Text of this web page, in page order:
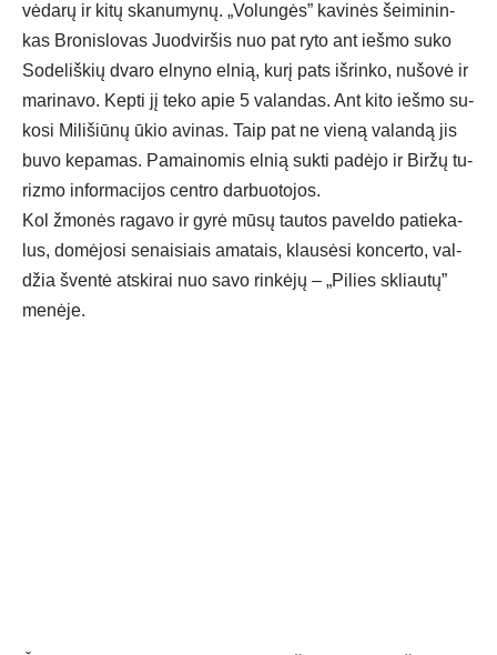
vė­da­rų ir ki­tų ska­nu­my­nų. „Vo­lun­gės” ka­vi­nės šei­mi­nin­
kas Bro­nis­lo­vas Juod­vir­šis nuo pat ry­to ant ieš­mo su­ko
So­de­liš­kių dva­ro el­ny­no el­nią, ku­rį pa­ts iš­rin­ko, nu­šo­vė ir
ma­ri­na­vo. Kep­ti jį te­ko apie 5 va­lan­das. Ant ki­to ieš­mo su­
ko­si Mi­li­šiū­nų ūkio avi­nas. Taip pat ne vie­ną va­lan­dą jis
bu­vo ke­pa­mas. Pa­mai­no­mis el­nią su­kti pa­dė­jo ir Bir­žų tu­
riz­mo in­for­ma­ci­jos cent­ro dar­buo­to­jos.
Kol žmo­nės ra­ga­vo ir gy­rė mū­sų tau­tos pa­vel­do pa­tie­ka­
lus, do­mė­jo­si se­nai­siais ama­tais, klau­sė­si kon­cer­to, val­
džia šven­tė at­ski­rai nuo sa­vo rin­kė­jų – „Pi­lies skliau­tų”
me­nė­je.